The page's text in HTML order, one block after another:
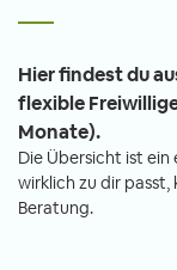
Hier findest du
flexible
Monate).
Die Übersicht ist
wirklich zu dir passt,
Beratung.